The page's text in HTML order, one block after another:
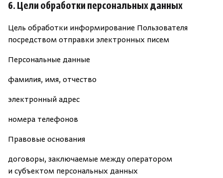
6. Цели обработки персональных данных
Цель обработки информирование Пользователя
посредством отправки электронных писем
Персональные данные
фамилия, имя, отчество
электронный адрес
номера телефонов
Правовые основания
договоры, заключаемые между оператором
и субъектом персональных данных